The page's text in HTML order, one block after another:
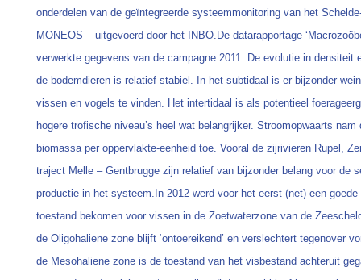
onderdelen van de geïntegreerde systeemmonitoring van het
MONEOS – uitgevoerd door het INBO.De datarapportage
verwerkte gegevens van de campagne 2011. De evolutie in densiteit
de bodemdieren is relatief stabiel. In het subtidaal is er bijzonder
vissen en vogels te vinden. Het intertidaal is als potentieel
hogere trofische niveau’s heel wat belangrijker. Stroomopwaarts
biomassa per oppervlakte-eenheid toe. Vooral de zijrivieren Rupel,
traject Melle – Gentbrugge zijn relatief van bijzonder belang voor de
productie in het systeem.In 2012 werd voor het eerst (net) een
toestand bekomen voor vissen in de Zoetwaterzone van de
de Oligohaliene zone blijft ‘ontoereikend’ en verslechtert tegenover
de Mesohaliene zone is de toestand van het visbestand achteruit